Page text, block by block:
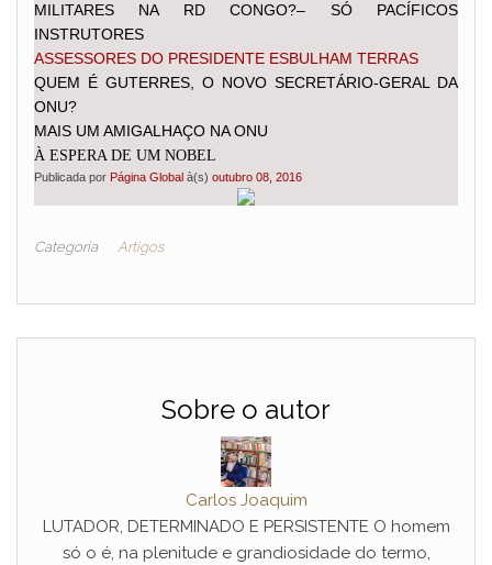
MILITARES NA RD CONGO?– SÓ PACÍFICOS
INSTRUTORES
ASSESSORES DO PRESIDENTE ESBULHAM TERRAS
QUEM É GUTERRES, O NOVO SECRETÁRIO-GERAL DA
ONU?
MAIS UM AMIGALHAÇO NA ONU
À ESPERA DE UM NOBEL
Publicada por Página Global à(s) outubro 08, 2016
Categoria Artigos
Sobre o autor
Carlos Joaquim
LUTADOR, DETERMINADO E PERSISTENTE O homem
só o é, na plenitude e grandiosidade do termo,